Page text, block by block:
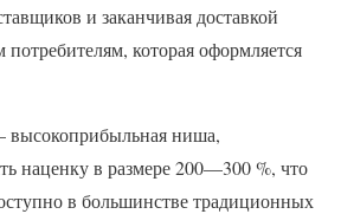
и заканчивая доставкой
которая оформляется
высокоприбыльная ниша,
наценку в размере 200—300 %, что
в большинстве традиционных